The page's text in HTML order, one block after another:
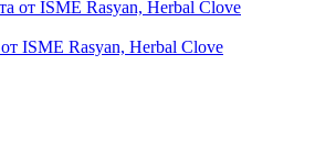
ISME Rasyan, Herbal Clove